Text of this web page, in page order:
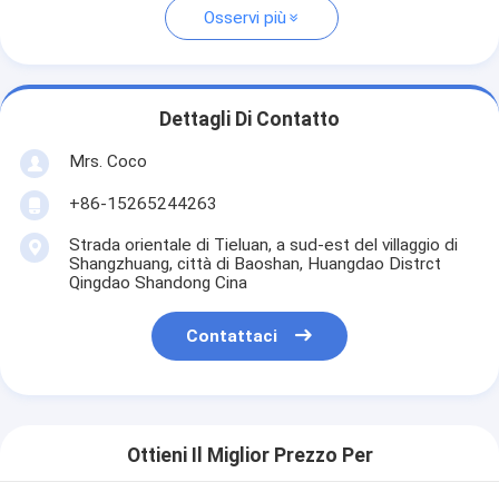
Osservi più
Dettagli Di Contatto
Mrs. Coco
+86-15265244263
Strada orientale di Tieluan, a sud-est del villaggio di
Shangzhuang, città di Baoshan, Huangdao Distrct
Qingdao Shandong Cina
Contattaci
Ottieni Il Miglior Prezzo Per